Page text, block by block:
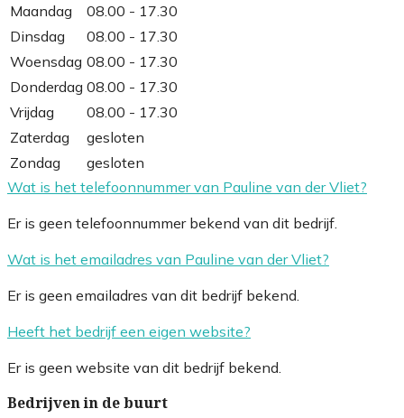
Maandag
08.00 - 17.30
Dinsdag
08.00 - 17.30
Woensdag 08.00 - 17.30
Donderdag 08.00 - 17.30
Vrijdag
08.00 - 17.30
Zaterdag
gesloten
Zondag
gesloten
Wat is het telefoonnummer van Pauline van der Vliet?
Er is geen telefoonnummer bekend van dit bedrijf.
Wat is het emailadres van Pauline van der Vliet?
Er is geen emailadres van dit bedrijf bekend.
Heeft het bedrijf een eigen website?
Er is geen website van dit bedrijf bekend.
Bedrijven in de buurt